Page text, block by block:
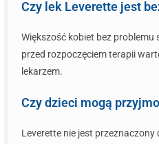
Czy lek Leverette jest
Większość kobiet bez problemu
przed rozpoczęciem terapii
lekarzem.
Czy dzieci mogą
Leverette nie jest przeznaczony